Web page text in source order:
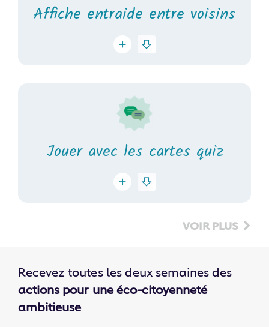
Affiche entraide entre voisins
Jouer avec les cartes quiz
VOIR PLUS
Recevez toutes les deux semaines des
actions pour une éco-citoyenneté
ambitieuse